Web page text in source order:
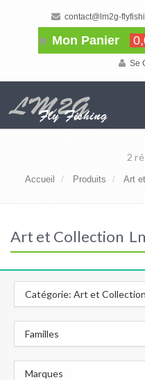
contact@lm2g-
Mon Panier
Se
2
Accueil Produits Art
Art et Collection
Catégorie: Art et Collection
Familles
Marques